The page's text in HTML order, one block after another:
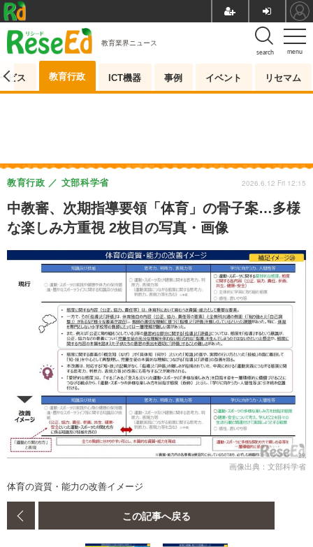
menu
search
教育業界ニュース
ビス 教育行政 ICT機器 事例 イベント リセマム
中教審、次期指導要領「体育」の骨子案…多様
な楽しみ方重視 2枚目の写真・画像
教育行政 文部科学省 2026.6.12 Fri 12:15
画像出典：文部科学省
体育の資質・能力の改善イメージ
この記事へ戻る